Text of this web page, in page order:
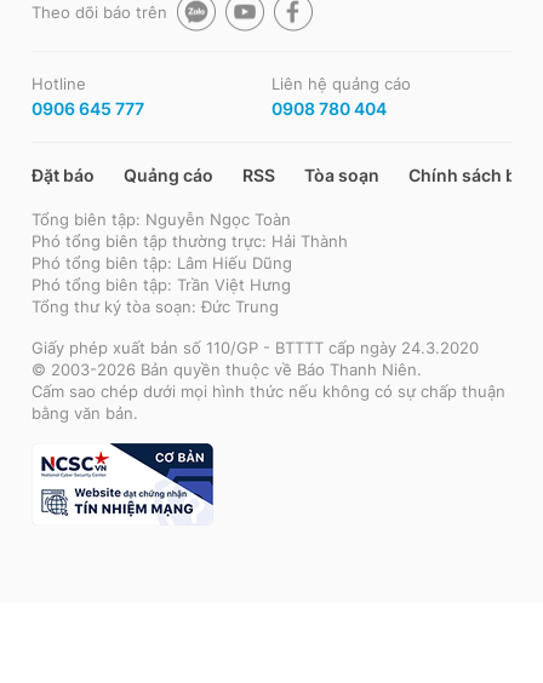
Theo dõi báo trên
Hotline
0906 645 777
Liên hệ quảng cáo
0908 780 404
Đặt báo Quảng cáo RSS Tòa soạn Chính sách bảo
Tổng biên tập: Nguyễn Ngọc Toàn
Phó tổng biên tập thường trực: Hải Thành
Phó tổng biên tập: Lâm Hiếu Dũng
Phó tổng biên tập: Trần Việt Hưng
Tổng thư ký tòa soạn: Đức Trung
Giấy phép xuất bản số 110/GP - BTTTT cấp ngày 24.3.2020
© 2003-2026 Bản quyền thuộc về Báo Thanh Niên.
Cấm sao chép dưới mọi hình thức nếu không có sự chấp thuận
bằng văn bản.